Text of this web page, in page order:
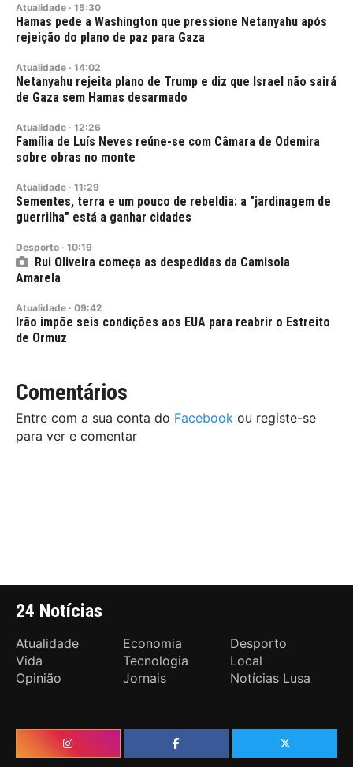
Atualidade · 15:30
Hamas pede a Washington que pressione Netanyahu após
rejeição do plano de paz para Gaza
Atualidade · 14:02
Netanyahu rejeita plano de Trump e diz que Israel não sairá
de Gaza sem Hamas desarmado
Atualidade · 12:26
Família de Luís Neves reúne-se com Câmara de Odemira
sobre obras no monte
Atualidade · 11:29
Sementes, terra e um pouco de rebeldia: a "jardinagem de
guerrilha" está a ganhar cidades
Desporto · 10:19
Rui Oliveira começa as despedidas da Camisola
Amarela
Atualidade · 09:42
Irão impõe seis condições aos EUA para reabrir o Estreito
de Ormuz
Comentários
Entre com a sua conta do Facebook ou registe-se
para ver e comentar
24 Notícias
Atualidade Economia
Desporto
Vida
Tecnologia
Local
Opinião
Jornais Notícias Lusa